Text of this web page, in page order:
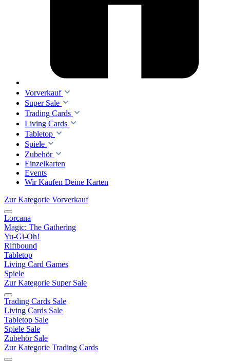
Vorverkauf
Super Sale
Trading Cards
Living Cards
Tabletop
Spiele
Zubehör
Einzelkarten
Events
Wir Kaufen Deine Karten
Zur Kategorie Vorverkauf
Lorcana
Magic: The Gathering
Yu-Gi-Oh!
Riftbound
Tabletop
Living Card Games
Spiele
Zur Kategorie Super Sale
Trading Cards Sale
Living Cards Sale
Tabletop Sale
Spiele Sale
Zubehör Sale
Zur Kategorie Trading Cards